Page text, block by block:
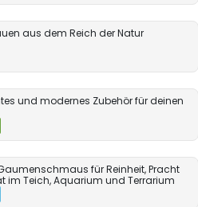
aus dem Reich der Natur
und modernes Zubehör für deinen
für Reinheit, Pracht
im Teich, Aquarium und Terrarium